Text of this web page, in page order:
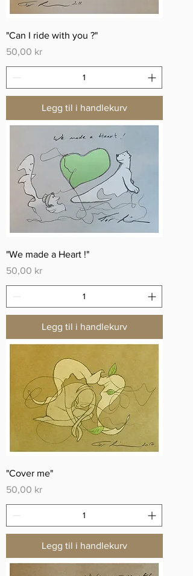
"Can I ride with you ?"
Pris
50,00 kr
Legg til i handlekurv
"We made a Heart !"
Pris
50,00 kr
Legg til i handlekurv
"Cover me"
Pris
50,00 kr
Legg til i handlekurv